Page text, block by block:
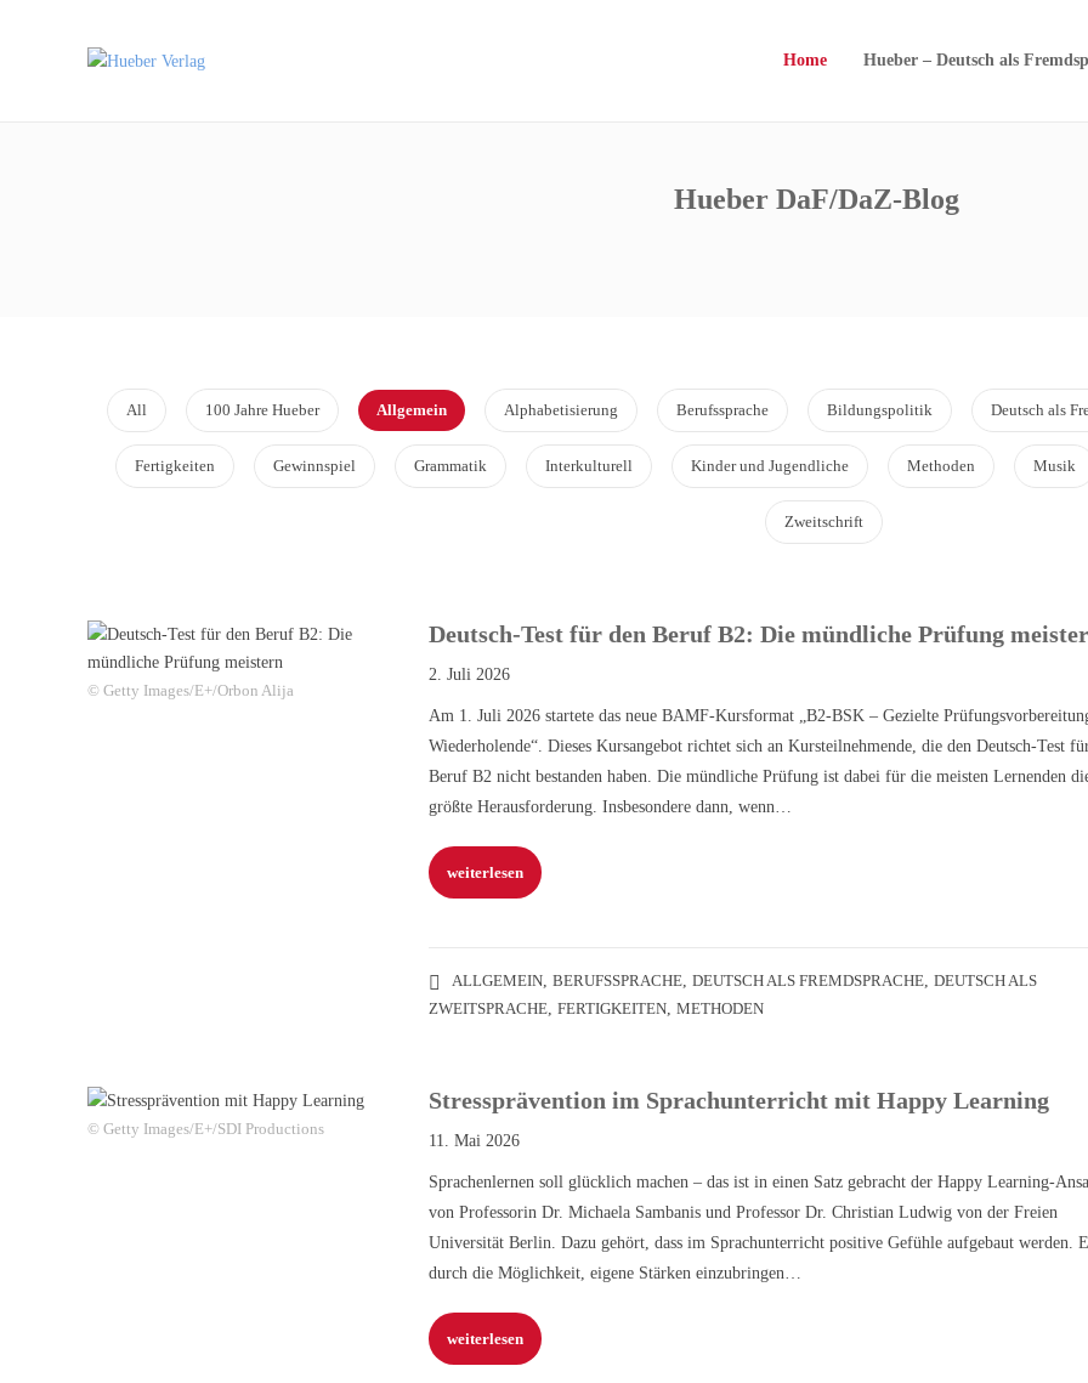
Home Hueber – Deutsch als
Hueber DaF/DaZ-Blog
All 100 Jahre Hueber Allgemein Alphabetisierung Berufssprache Bildungspolitik Deutsch als
Fertigkeiten Gewinnspiel Grammatik Interkulturell Kinder und Jugendliche Methoden Musik
Zweitschrift
© Getty Images/E+/Orbon Alija
Deutsch-Test für den Beruf B2: Die mündliche Prüfung
2. Juli 2026
Am 1. Juli 2026 startete das neue BAMF-Kursformat „B2-BSK – Gezielte
Wiederholende“. Dieses Kursangebot richtet sich an Kursteilnehmende, die den Deutsch-Test
Beruf B2 nicht bestanden haben. Die mündliche Prüfung ist dabei für die meisten Lernenden
größte Herausforderung. Insbesondere dann, wenn…
weiterlesen
ALLGEMEIN,BERUFSSPRACHE,DEUTSCH ALS FREMDSPRACHE,DEUTSCH ALS
ZWEITSPRACHE,FERTIGKEITEN,METHODEN
© Getty Images/E+/SDI Productions
Stressprävention im Sprachunterricht mit Happy Learning
11. Mai 2026
Sprachenlernen soll glücklich machen – das ist in einen Satz gebracht der Happy Learning-
von Professorin Dr. Michaela Sambanis und Professor Dr. Christian Ludwig von der Freien
Universität Berlin. Dazu gehört, dass im Sprachunterricht positive Gefühle aufgebaut werden.
durch die Möglichkeit, eigene Stärken einzubringen…
weiterlesen